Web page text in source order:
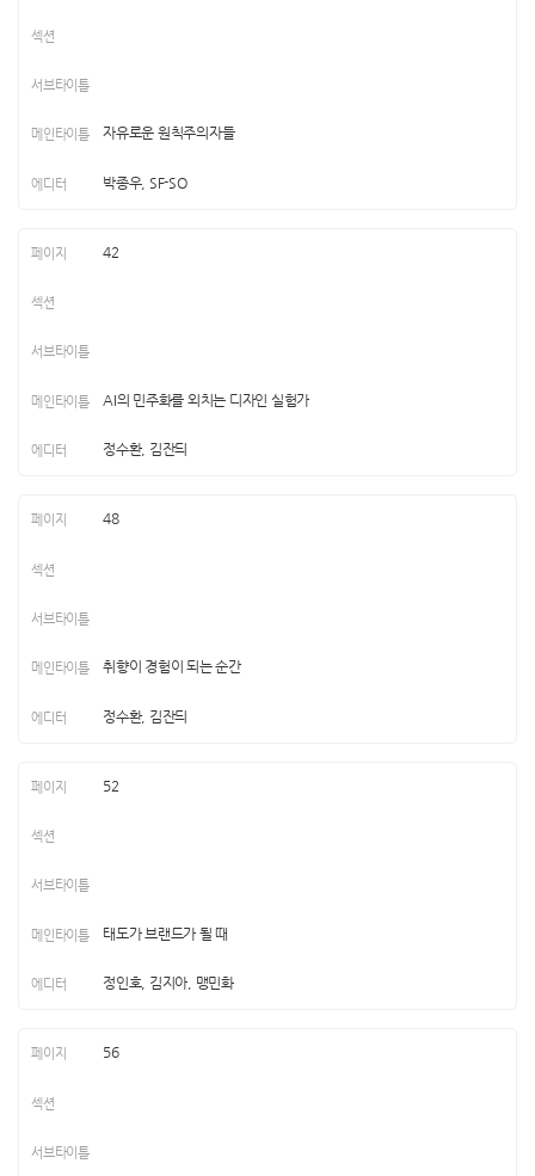
자유로운 원칙주의자들
박종우, SF-SO
42
AI의 민주화를 외치는 디자인 실험가
정수환, 김잔듸
48
취향이 경험이 되는 순간
정수환, 김잔듸
52
태도가 브랜드가 될 때
정인호, 김지아, 맹민화
56